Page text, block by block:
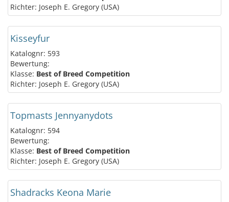
Richter: Joseph E. Gregory (USA)
Kisseyfur
Katalognr: 593
Bewertung:
Klasse: Best of Breed Competition
Richter: Joseph E. Gregory (USA)
Topmasts Jennyanydots
Katalognr: 594
Bewertung:
Klasse: Best of Breed Competition
Richter: Joseph E. Gregory (USA)
Shadracks Keona Marie